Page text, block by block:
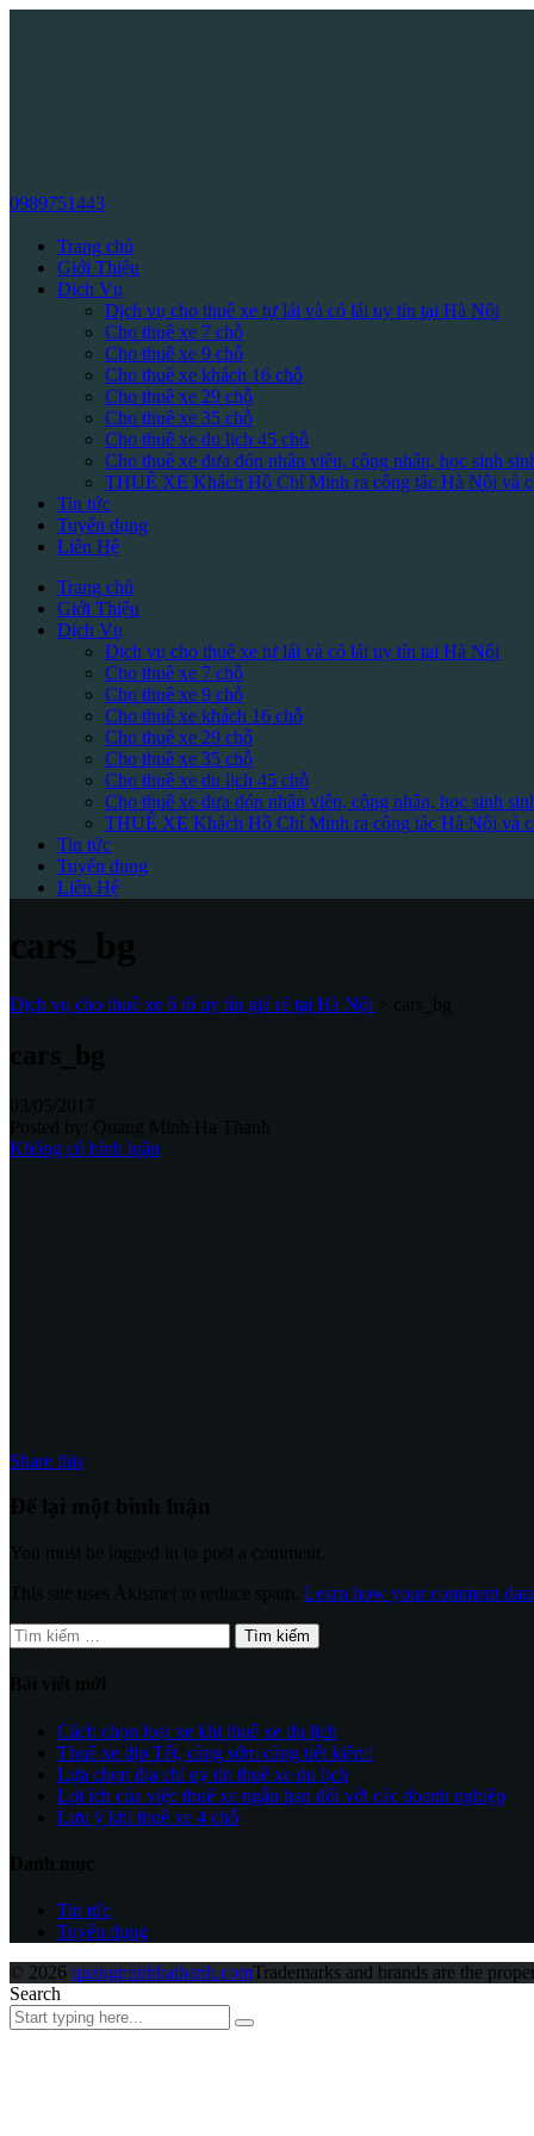
0989751443
Trang chủ
Giới Thiệu
Dịch Vụ
Dịch vụ cho thuê xe tự lái và có lái uy tín tại Hà Nội
Cho thuê xe 7 chỗ
Cho thuê xe 9 chỗ
Cho thuê xe khách 16 chỗ
Cho thuê xe 29 chỗ
Cho thuê xe 35 chỗ
Cho thuê xe du lịch 45 chỗ
Cho thuê xe đưa đón nhân viên, công nhân, học sinh
THUÊ XE Khách Hồ Chí Minh ra công tác Hà Nội và
Tin tức
Tuyển dụng
Liên Hệ
Trang chủ
Giới Thiệu
Dịch Vụ
Dịch vụ cho thuê xe tự lái và có lái uy tín tại Hà Nội
Cho thuê xe 7 chỗ
Cho thuê xe 9 chỗ
Cho thuê xe khách 16 chỗ
Cho thuê xe 29 chỗ
Cho thuê xe 35 chỗ
Cho thuê xe du lịch 45 chỗ
Cho thuê xe đưa đón nhân viên, công nhân, học sinh
THUÊ XE Khách Hồ Chí Minh ra công tác Hà Nội và
Tin tức
Tuyển dụng
Liên Hệ
Dịch vụ cho thuê xe ô tô uy tín giá rẻ tại Hà Nội
Không có bình luận
Share this
Learn how your comment
Tìm
kiếm
Cách chọn loại xe khi thuê xe du lịch
Thuê xe dịp Tết, càng sớm càng tiết kiệm!
Lựa chọn địa chỉ uy tín thuê xe du lịch
Lợi ích của việc thuê xe ngắn hạn đối với các doanh nghiệp
Lưu ý khi thuê xe 4 chỗ
Tin tức
Tuyển dụng
© 2026 quangminhhathanh.comTrademarks and brands are the
Search